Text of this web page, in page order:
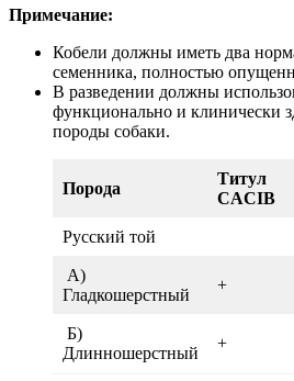
Примечание:
Кобели должны иметь два
семенника, полностью
В разведении должны
функционально и клинически
породы собаки.
Порода
Титул
CACIB
Русский той
А)
Гладкошерстный
+
Б)
Длинношерстный
+